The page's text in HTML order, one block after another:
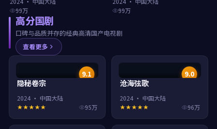
99万
99万
高分国剧
口碑与品质并存的经典高清国产电视剧
查看更多
9.1
隐秘卷宗
2024 · 中国大陆
95万
9.0
沧海弦歌
2024 · 中国大陆
96万